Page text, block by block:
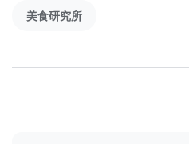
美食研究所